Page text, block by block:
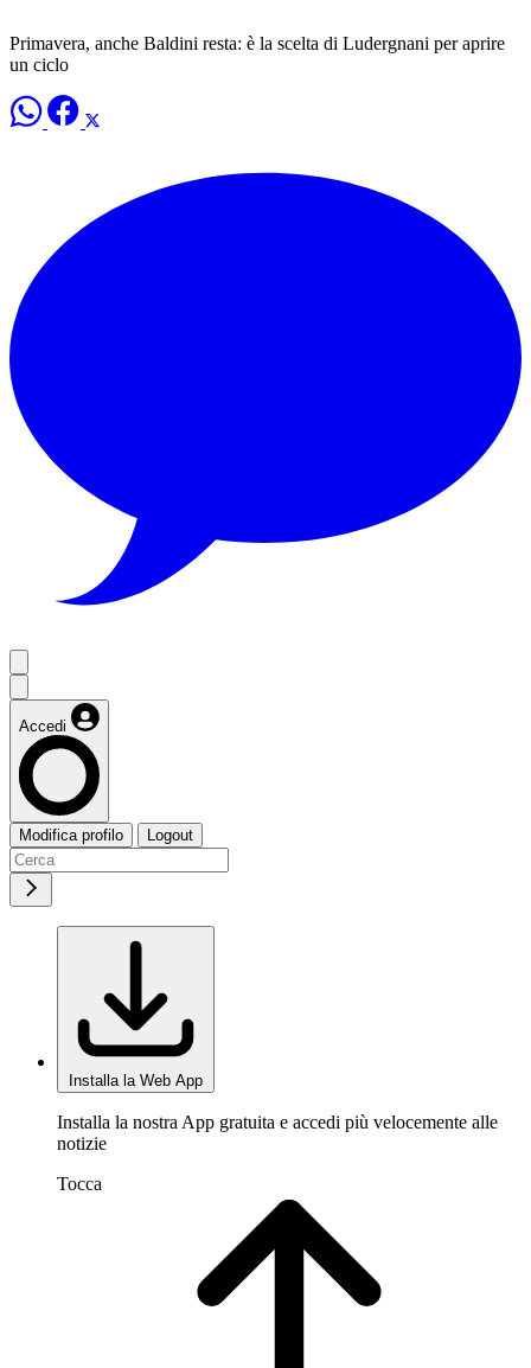
Primavera, anche Baldini resta: è la scelta di Ludergnani per aprire
un ciclo
Accedi
Modifica profilo Logout
Installa la Web App
Installa la nostra App gratuita e accedi più velocemente alle
notizie
Tocca